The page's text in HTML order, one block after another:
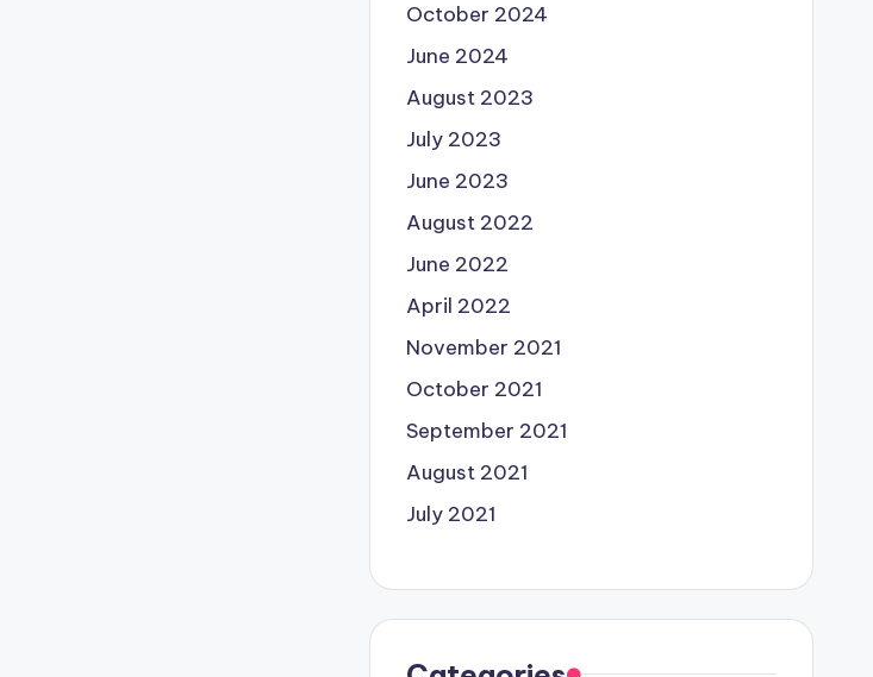
October 2024
June 2024
August 2023
July 2023
June 2023
August 2022
June 2022
April 2022
November 2021
October 2021
September 2021
August 2021
July 2021